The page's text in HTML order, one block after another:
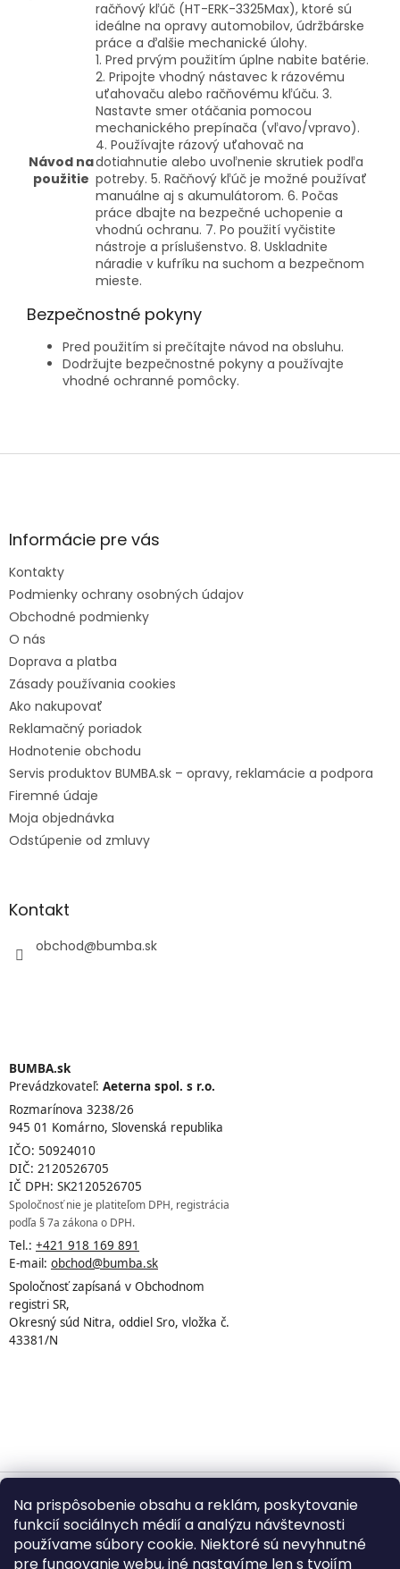
Na prispôsobenie obsahu a reklám, poskytovanie
funkcií sociálnych médií a analýzu návštevnosti
používame súbory cookie. Niektoré sú nevyhnutné
pre fungovanie webu, iné nastavíme len s tvojím
račňový kľúč (HT-ERK-3325Max), ktoré sú
ideálne na opravy automobilov, údržbárske
práce a ďalšie mechanické úlohy.
Návod na
použitie
1. Pred prvým použitím úplne nabite batérie.
2. Pripojte vhodný nástavec k rázovému
uťahovaču alebo račňovému kľúču. 3.
Nastavte smer otáčania pomocou
mechanického prepínača (vľavo/vpravo).
4. Používajte rázový uťahovač na
dotiahnutie alebo uvoľnenie skrutiek podľa
potreby. 5. Račňový kľúč je možné používať
manuálne aj s akumulátorom. 6. Počas
práce dbajte na bezpečné uchopenie a
vhodnú ochranu. 7. Po použití vyčistite
nástroje a príslušenstvo. 8. Uskladnite
náradie v kufríku na suchom a bezpečnom
mieste.
Bezpečnostné pokyny
Pred použitím si prečítajte návod na obsluhu.
Dodržujte bezpečnostné pokyny a používajte
vhodné ochranné pomôcky.
e
Informácie pre vás
Kontakty
Podmienky ochrany osobných údajov
Obchodné podmienky
O nás
Doprava a platba
Zásady používania cookies
Ako nakupovať
Reklamačný poriadok
Hodnotenie obchodu
Servis produktov BUMBA.sk – opravy, reklamácie a podpora
Firemné údaje
Moja objednávka
Odstúpenie od zmluvy
Kontakt
obchod@bumba.sk
BUMBA.sk
Prevádzkovateľ: Aeterna spol. s r.o.
Rozmarínova 3238/26
945 01 Komárno, Slovenská republika
IČO: 50924010
DIČ: 2120526705
IČ DPH: SK2120526705
Spoločnosť nie je platiteľom DPH, registrácia
podľa § 7a zákona o DPH.
Tel.: +421 918 169 891
E-mail: obchod@bumba.sk
Spoločnosť zapísaná v Obchodnom
registri SR,
Okresný súd Nitra, oddiel Sro, vložka č.
43381/N
Vytvoril Shoptet